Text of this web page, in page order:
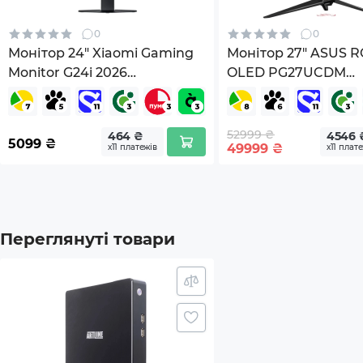
0
Монітор 24" Xiaomi Gaming
Monitor G24i 2026
(ELA6364EU)
5099 ₴ 464 ₴
х11 платежів
0
Монітор 27" ASUS
OLED PG27UCDM
(90LM0B30-B01971)
52999 ₴
49999 ₴
4546
х11
Переглянуті товари